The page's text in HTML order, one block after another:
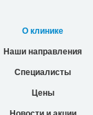
О клинике
Наши направления
Специалисты
Цены